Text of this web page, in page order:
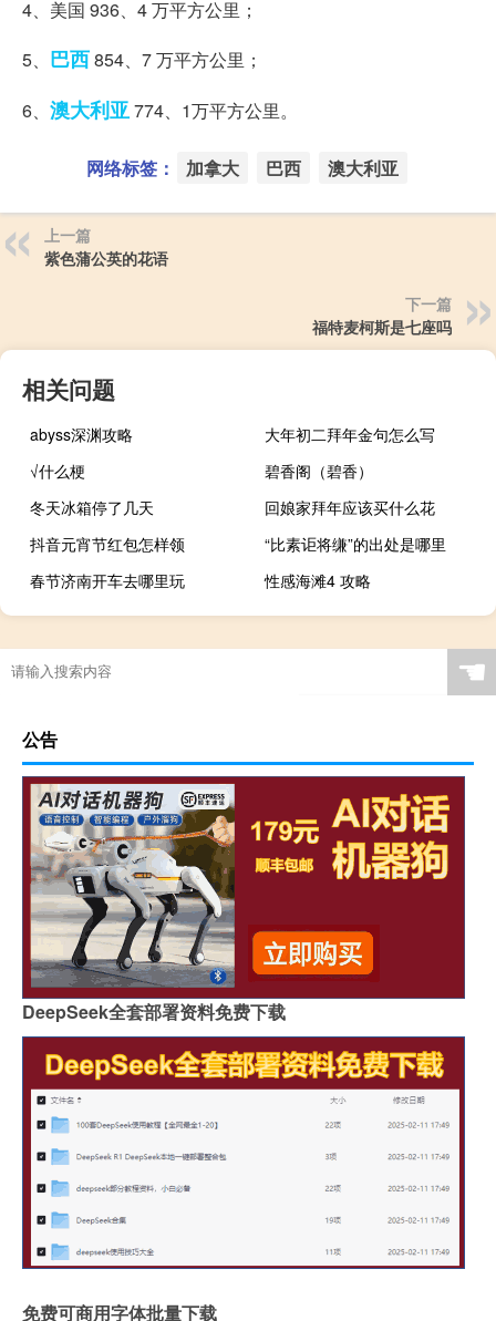
4、美国 936、4 万平方公里；
5、 巴西854、7 万平方公里；
6、 澳大利亚774、1万平方公里。
网络标签： 加拿大 巴西 澳大利亚
上一篇
紫色蒲公英的花语
下一篇
福特麦柯斯是七座吗
相关问题
abyss深渊攻略
大年初二拜年金句怎么写
√什么梗
碧香阁（碧香）
冬天冰箱停了几天
回娘家拜年应该买什么花
抖音元宵节红包怎样领
“比素讵将缣”的出处是哪里
春节济南开车去哪里玩
性感海滩4 攻略
☚
公告
DeepSeek全套部署资料免费下载
免费可商用字体批量下载